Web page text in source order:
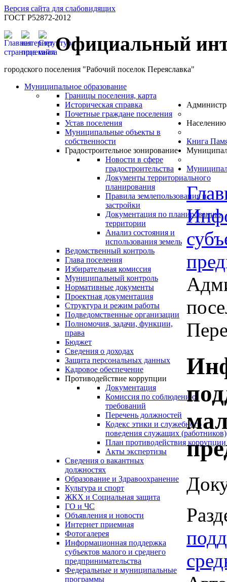
Версия сайта для слабовидящих
ГОСТ Р52872-2012
Официальный
городского поселения "Рабочий поселок Переяславка"
Муниципальное образование
Границы поселения, карта
Историческая справка
Почетные граждане поселения
Устав поселения
Муниципальные объекты в
собственности
Градостроительное зонирование
Новости в сфере
градостроительства
Документы территориального
планирования
Правила землепользования и
застройки
Документация по планированию
территории
Анализ состояния и
использования земель
Ведомственный контроль
Глава поселения
Избирательная комиссия
Муниципальный контроль
Нормативные документы
Проектная документация
Структура и режим работы
Подведомственные организации
Полномочия, задачи, функции,
права
Бюджет
Сведения о доходах
Защита персональных данных
Кадровое обеспечение
Противодействие коррупции
Документация
Комиссия по соблюдению
требований
Перечень должностей
Кодекс этики и служебного
поведения служащих (работников)
План противодействия коррупции
Акты экспертизы
Сведения о вакантных
должностях
Населению
Образование и Здравоохранение
Культура и спорт
ЖКХ и Социальная защита
ГО и ЧС
Объявления и новости
Интернет приемная
Фотогалерея
Информационная поддержка
субъектов малого и среднего
предпринимательства
Федеральные и муниципальные
программы
Книга